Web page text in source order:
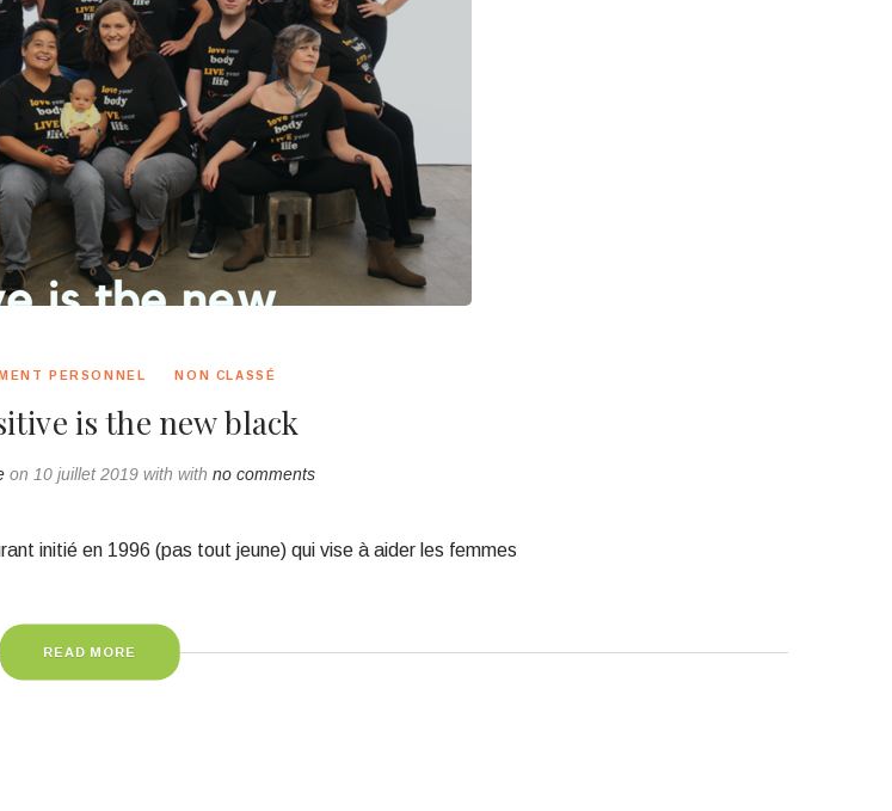
PERSONNEL NON CLASSÉ
is the new black
on 10 juillet 2019 with with no comments
initié en 1996 (pas tout jeune) qui vise à aider les femmes
READ MORE